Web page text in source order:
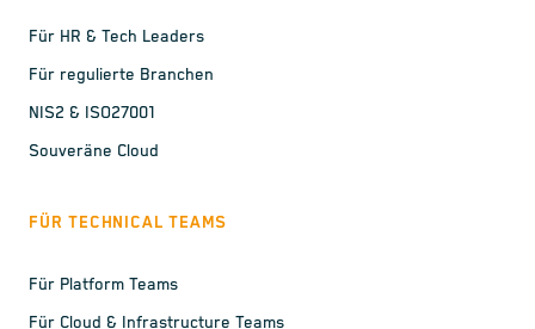
Für HR & Tech Leaders
Für regulierte Branchen
NIS2 & ISO27001
Souveräne Cloud
FÜR TECHNICAL TEAMS
Für Platform Teams
Für Cloud & Infrastructure Teams